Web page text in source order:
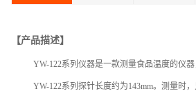
【产品描述】
YW-122系列仪器是一款测量食品温度的仪
YW-122系列探针长度约为143mm。测量时